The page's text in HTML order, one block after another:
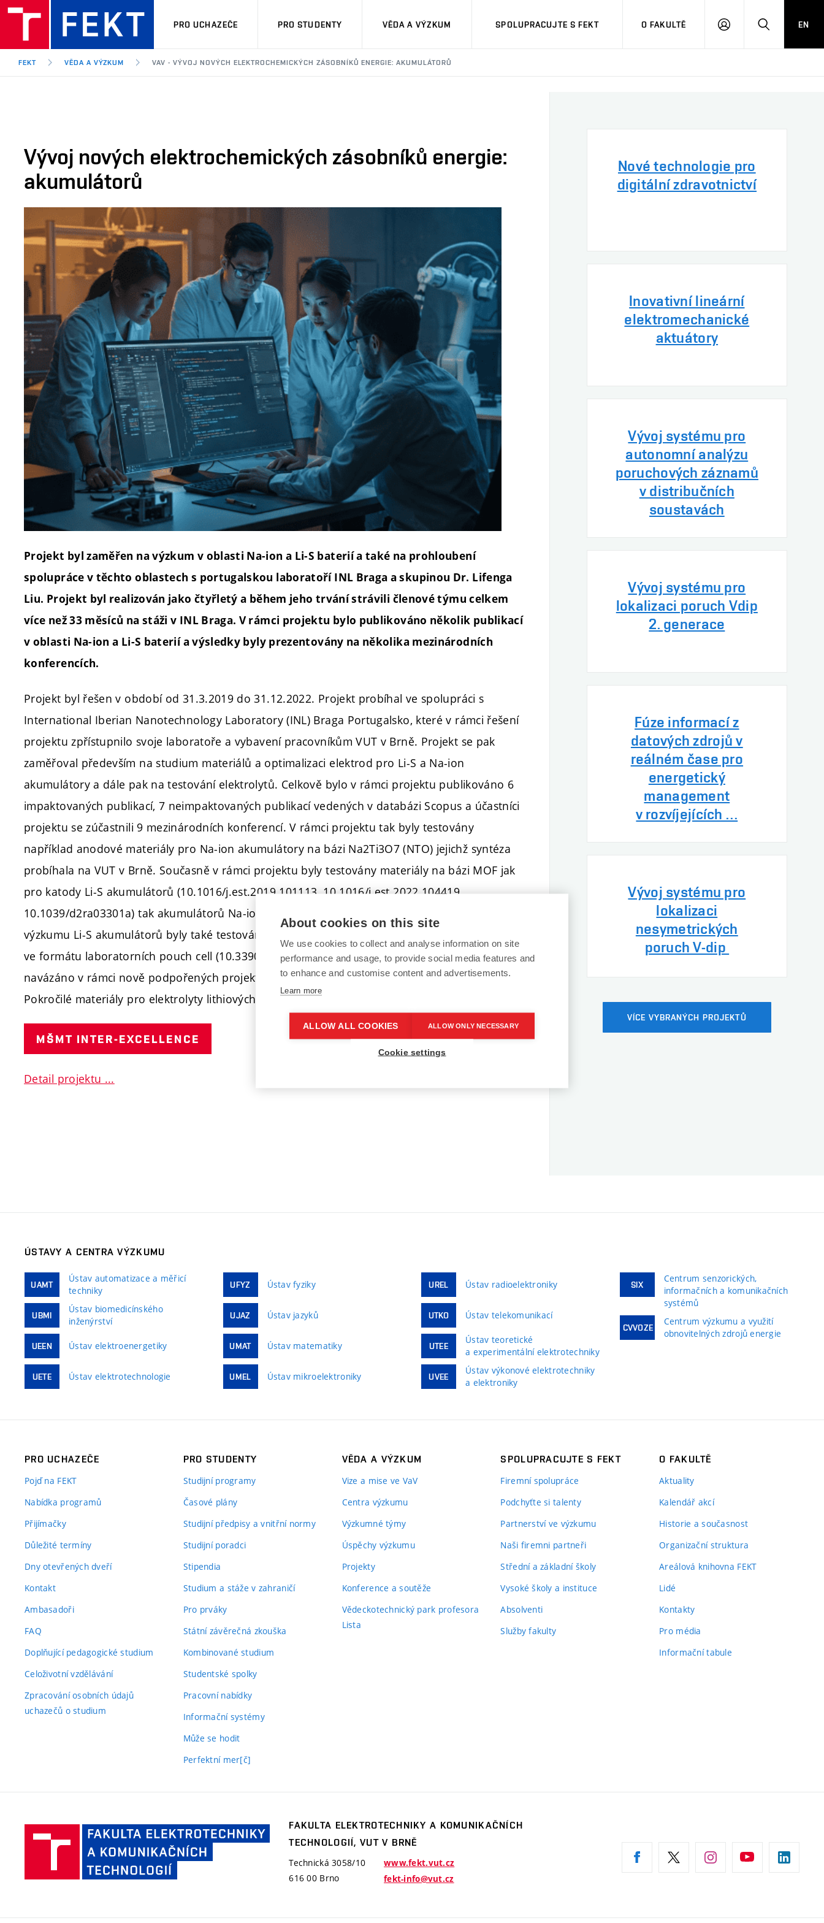
PRO UCHAZEČE PRO STUDENTY VĚDA A VÝZKUM SPOLUPRACUJTE S FEKT O FAKULTĚ
PŘIHLÁSITHLEDAT
EN
FEKT VĚDA A VÝZKUM VAV - VÝVOJ NOVÝCH ELEKTROCHEMICKÝCH ZÁSOBNÍKŮ ENERGIE: AKUMULÁTORŮ
Vývoj nových elektrochemických zásobníků energie:
akumulátorů
Projekt byl zaměřen na výzkum v oblasti Na-ion a Li-S baterií a také na prohloubení
spolupráce v těchto oblastech s portugalskou laboratoří INL Braga a skupinou Dr. Lifenga
Liu. Projekt byl realizován jako čtyřletý a během jeho trvání strávili členové týmu celkem
více než 33 měsíců na stáži v INL Braga. V rámci projektu bylo publikováno několik publikací
v oblasti Na-ion a Li-S baterií a výsledky byly prezentovány na několika mezinárodních
konferencích.
Projekt byl řešen v období od 31.3.2019 do 31.12.2022. Projekt probíhal ve spolupráci s
International Iberian Nanotechnology Laboratory (INL) Braga Portugalsko, které v rámci řešení
projektu zpřístupnilo svoje laboratoře a vybavení pracovníkům VUT v Brně. Projekt se pak
zaměřoval především na studium materiálů a optimalizaci elektrod pro Li-S a Na-ion
akumulátory a dále pak na testování elektrolytů. Celkově bylo v rámci projektu publikováno 6
impaktovaných publikací, 7 neimpaktovaných publikací vedených v databázi Scopus a účastníci
projektu se zúčastnili 9 mezinárodních konferencí. V rámci projektu tak byly testovány
například anodové materiály pro Na-ion akumulátory na bázi Na2Ti3O7 (NTO) jejichž syntéza
probíhala na VUT v Brně. Současně v rámci projektu byly testovány materiály na bázi MOF jak
pro katody Li-S akumulátorů (10.1016/j.est.2019.101113, 10.1016/j.est.2022.104419,
10.1039/d2ra03301a) tak akumulátorů Na-ion (10.1016/j.matchemphys.2021.125584). V rámci
výzkumu Li-S akumulátorů byly také testován vliv různých typů pojiv při výrobě elektrod a to i
ve formátu laboratorních pouch cell (10.3390/ma14195578). Na výstupy tohoto projektu bylo
navázáno v rámci nově podpořených projektů jako je OP JAK Eco&Store nebo v projektu TAČR
Pokročilé materiály pro elektrolyty lithiových a post lithiových baterií (EllyteMat)
MŠMT INTER-EXCELLENCE
Detail projektu ...
Nové technologie pro
digitální zdravotnictví
Inovativní lineární
elektromechanické
aktuátory
Vývoj systému pro
autonomní analýzu
poruchových záznamů
v distribučních
soustavách
Vývoj systému pro
lokalizaci poruch Vdip
2. generace
Fúze informací z
datových zdrojů v
reálném čase pro
energetický
management
v rozvíjejících …
Vývoj systému pro
lokalizaci
nesymetrických
poruch V-dip
VÍCE VYBRANÝCH PROJEKTŮ
ÚSTAVY A CENTRA VÝZKUMU
UAMT
Ústav automatizace a měřicí
techniky
UBMI
Ústav biomedicínského
inženýrství
UEEN Ústav elektroenergetiky
UETE Ústav elektrotechnologie
UFYZ Ústav fyziky
UJAZ Ústav jazyků
UMAT Ústav matematiky
UMEL Ústav mikroelektroniky
UREL Ústav radioelektroniky
UTKO Ústav telekomunikací
UTEE
Ústav teoretické
a experimentální elektrotechniky
UVEE
Ústav výkonové elektrotechniky
a elektroniky
SIX
Centrum senzorických,
informačních a komunikačních
systémů
CVVOZE
Centrum výzkumu a využití
obnovitelných zdrojů energie
PRO UCHAZEČE
Pojď na FEKT
Nabídka programů
Přijímačky
Důležité termíny
Dny otevřených dveří
Kontakt
Ambasadoři
FAQ
Doplňující pedagogické studium
Celoživotní vzdělávání
Zpracování osobních údajů
uchazečů o studium
PRO STUDENTY
Studijní programy
Časové plány
Studijní předpisy a vnitřní normy
Studijní poradci
Stipendia
Studium a stáže v zahraničí
Pro prváky
Státní závěrečná zkouška
Kombinované studium
Studentské spolky
Pracovní nabídky
Informační systémy
Může se hodit
Perfektní mer[č]
VĚDA A VÝZKUM
Vize a mise ve VaV
Centra výzkumu
Výzkumné týmy
Úspěchy výzkumu
Projekty
Konference a soutěže
Vědeckotechnický park profesora
Lista
SPOLUPRACUJTE S FEKT
Firemní spolupráce
Podchyťte si talenty
Partnerství ve výzkumu
Naši firemni partneři
Střední a základní školy
Vysoké školy a instituce
Absolventi
Služby fakulty
O FAKULTĚ
Aktuality
Kalendář akcí
Historie a současnost
Organizační struktura
Areálová knihovna FEKT
Lidé
Kontakty
Pro média
Informační tabule
Fakulta
elektrotechniky
a komunikačních
technologií,
FAKULTA ELEKTROTECHNIKY A KOMUNIKAČNÍCH
TECHNOLOGIÍ, VUT V BRNĚ
Technická 3058/10
616 00 Brno
www.fekt.vut.cz
fekt-info@vut.cz
About cookies on this site
We use cookies to collect and analyse information on site
performance and usage, to provide social media features and
to enhance and customise content and advertisements.
Learn more
ALLOW ALL COOKIES ALLOW ONLY NECESSARY
Cookie settings